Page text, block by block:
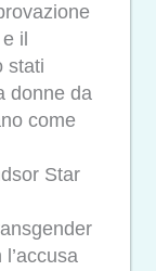
il
stati
donne da
come
Star